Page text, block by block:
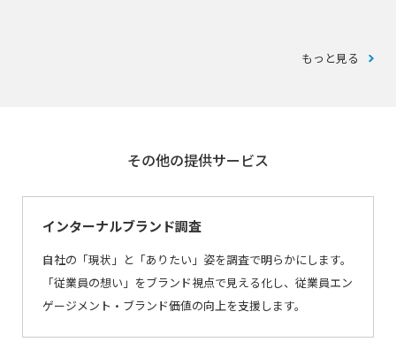
もっと見る
その他の提供サービス
インターナルブランド調査
自社の「現状」と「ありたい」姿を調査で明らかにします。
「従業員の想い」をブランド視点で見える化し、従業員エン
ゲージメント・ブランド価値の向上を支援します。